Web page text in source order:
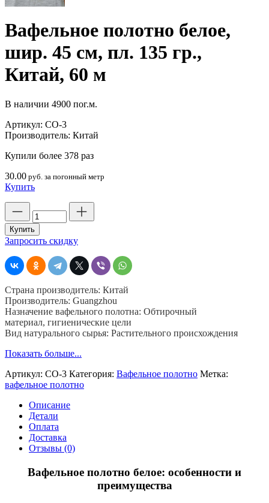
Вафельное полотно белое,
шир. 45 см, пл. 135 гр.,
Китай, 60 м
В наличии 4900 пог.м.
Артикул: CO-3
Производитель: Китай
Купили более 378 раз
30.00 руб. за погонный метр
Купить
Количество
товара
Вафельное
полотно
шир.
45
пл.
135
гр.,
Китай,
60
Купить
Запросить скидку
Страна производитель: Китай
Производитель: Guangzhou
Назначение вафельного полотна: Обтирочный
материал, гигиенические цели
Вид натурального сырья: Растительного происхождения
Показать больше...
Артикул: CO-3 Категория: Вафельное полотно Метка:
вафельное полотно
Описание
Детали
Оплата
Доставка
Отзывы (0)
Вафельное полотно белое: особенности и
преимущества